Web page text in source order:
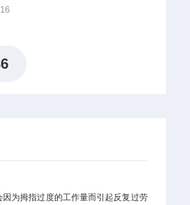
为拇指过度的工作量而引起反复过劳